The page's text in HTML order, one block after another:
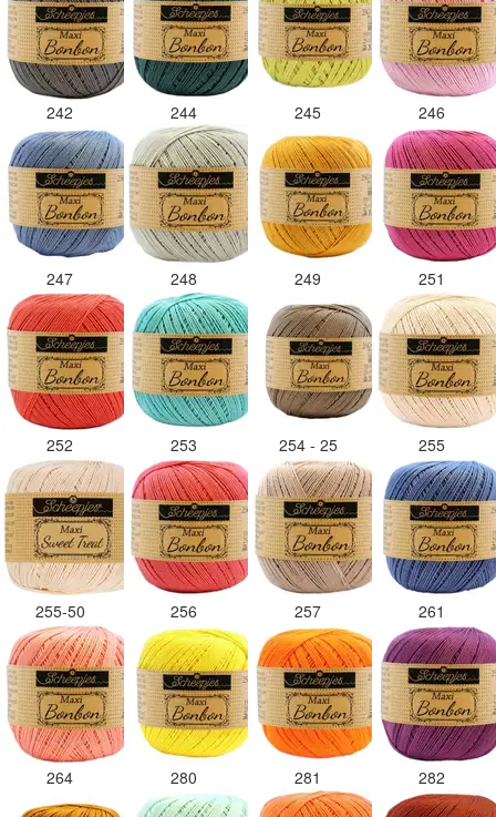
242 244 245 246
247 248 249 251
252 253 254 - 25 255
255-50 256 257 261
264 280 281 282